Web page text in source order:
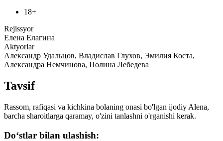
18+
Rejissyor
Елена Елагина
Aktyorlar
Александр Удальцов, Владислав Глухов, Эмилия Коста,
Александра Немчинова, Полина Лебедева
Tavsif
Rassom, rafiqasi va kichkina bolaning onasi bo'lgan ijodiy Alena,
barcha sharoitlarga qaramay, o'zini tanlashni o'rganishi kerak.
Do‘stlar bilan ulashish: